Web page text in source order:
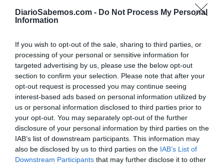
DiarioSabemos.com - Do Not Process My Personal
Information
If you wish to opt-out of the sale, sharing to third parties, or
processing of your personal or sensitive information for
targeted advertising by us, please use the below opt-out
section to confirm your selection. Please note that after your
opt-out request is processed you may continue seeing
interest-based ads based on personal information utilized by
us or personal information disclosed to third parties prior to
your opt-out. You may separately opt-out of the further
disclosure of your personal information by third parties on the
IAB’s list of downstream participants. This information may
also be disclosed by us to third parties on the IAB’s List of
Downstream Participants that may further disclose it to other
En el plano judicial, demostrar que Quiles fue el primero
en acosar podría inclinar la balanza hacia una imputación
incluso agresión, dependiendo de cómo se valoren los
hechos y las pruebas. La denuncia de Gómez no especifica
aún el tipo penal, pero sí describe un comportamiento
persistente de vigilancia y seguimiento que podría encajar
en figuras ya contempladas por la ley. Si se confirmara que
él provocó el incidente, la defensa de Quiles –basada en su
condición de periodista y en el derecho a preguntar–
quedaría debilitada, pues el ejercicio de la libertad de
información no ampara la intimidación ni la obstrucción